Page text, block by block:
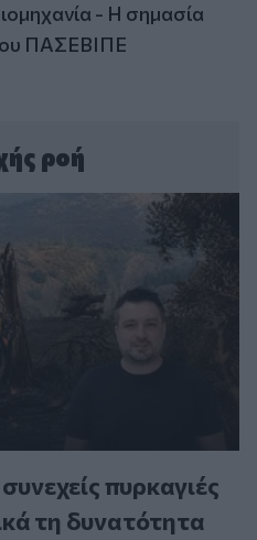
- Η σημασία
ΠΑΣΕΒΙΠΕ
ροή
πυρκαγιές
τη δυνατότητα